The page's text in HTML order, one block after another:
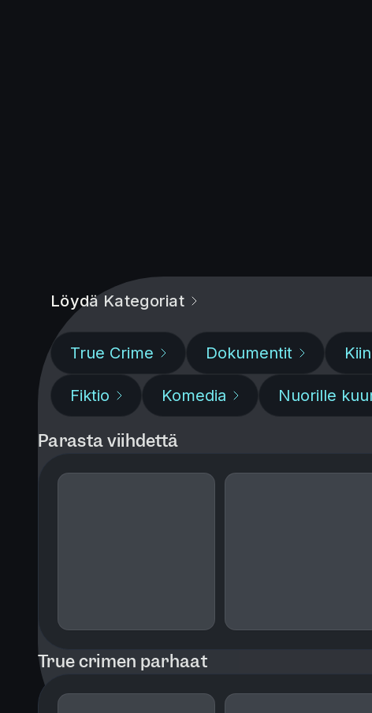
Löydä Kategoriat
True Crime Dokumentit
Fiktio Komedia Nuorille
Parasta viihdettä
True crimen parhaat